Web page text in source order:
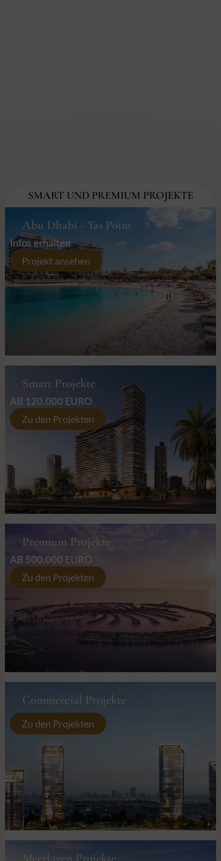
SMART UND PREMIUM PROJEKTE
Abu Dhabi - Yas Point
Infos erhalten
Projekt ansehen
Smart Projekte
AB 120.000 EURO
Zu den Projekten
Premium Projekte
AB 500.000 EURO
Zu den Projekten
Commercial Projekte
Zu den Projekten